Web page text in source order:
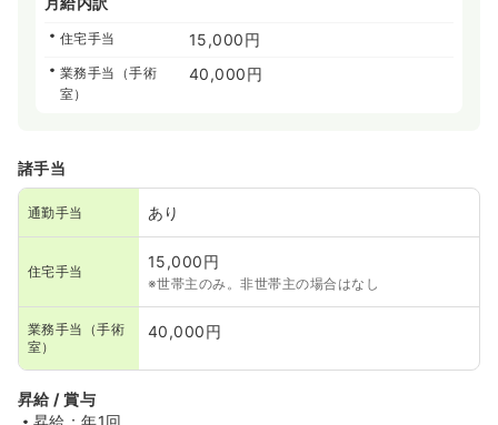
住宅手当 15,000円
業務手当（手術
室）
40,000円
諸手当
通勤手当 あり
住宅手当
15,000円
※世帯主のみ。非世帯主の場合はなし
業務手当（手術
室）
40,000円
昇給 / 賞与